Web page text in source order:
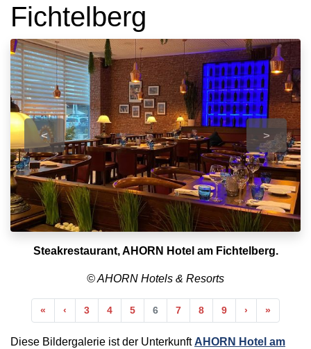
Fichtelberg
< >
Steakrestaurant, AHORN Hotel am Fichtelberg.
© AHORN Hotels & Resorts
« Anfang
‹ Vorherige
3 4 5 6 7 8 9 › Nächste
»
Diese Bildergalerie ist der Unterkunft AHORN Hotel am